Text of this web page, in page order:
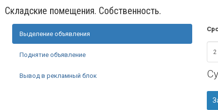
Складские помещения. Собственность.
Выделение объявления
Поднятие объявление
Вывод в рекламный блок